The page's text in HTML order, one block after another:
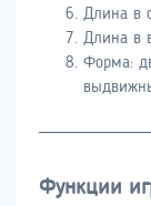
Длина в
Длина в
Форма:
Функции